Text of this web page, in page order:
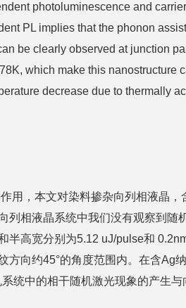
photoluminescence and
PL implies that the phonon
be clearly observed at junction
which make this nanostructure
decrease due to thermally
用，本文对染料掺杂向列相液晶
相液晶系统中我们没有观察到
高宽分别为5.12 uJ/pulse和
向约45°的角度范围内。在含Ag
统中的相干随机激光现象的产生